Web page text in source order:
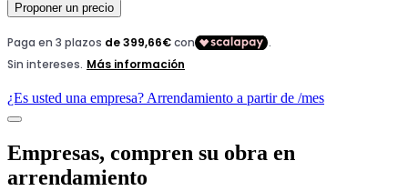
Proponer un precio
¿Es usted una empresa? Arrendamiento a partir de /mes
Empresas, compren su obra en
arrendamiento